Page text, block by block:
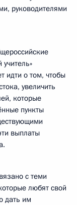
руководителями
идти о том, чтобы
увеличить
которые
пункты
выплаты
с теми
любят свой
дать им